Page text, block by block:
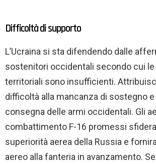
Difficoltà di supporto
L’Ucraina si sta difendendo dalle
sostenitori occidentali secondo cui
territoriali sono insufficienti.
difficoltà alla mancanza di sostegno e
consegna delle armi occidentali. Gli
combattimento F-16 promessi
superiorità aerea della Russia e
aereo alla fanteria in avanzamento.